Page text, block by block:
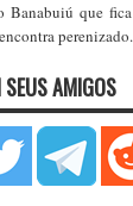
Banabuiú que
perenizado.
AMIGOS